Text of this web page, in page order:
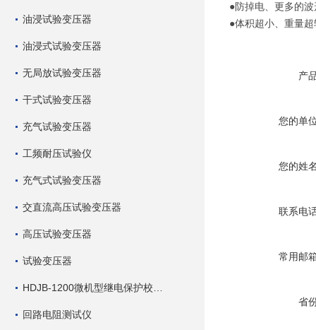
油浸试验变压器
油浸式试验变压器
无局放试验变压器
干式试验变压器
充气试验变压器
工频耐压试验仪
充气式试验变压器
交直流高压试验变压器
高压试验变压器
试验变压器
回路电阻测试仪
●防掉电、更多的
●体积超小、重量
产
您的单
您的姓
联系电
常用邮
省